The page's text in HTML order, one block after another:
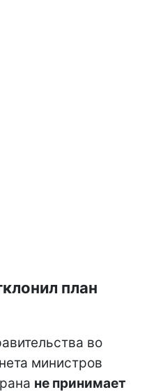
план
во
министров
не принимает